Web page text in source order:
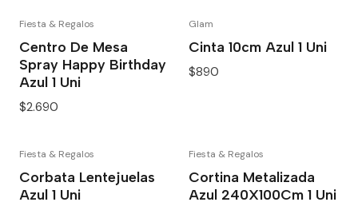
Fiesta & Regalos
Centro De Mesa
Spray Happy Birthday
Azul 1 Uni
$2.690
Glam
Cinta 10cm Azul 1 Uni
$890
Fiesta & Regalos
Corbata Lentejuelas
Azul 1 Uni
Fiesta & Regalos
Cortina Metalizada
Azul 240X100Cm 1 Uni